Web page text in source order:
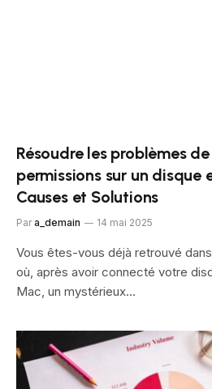
Résoudre les problèmes
permissions sur un disque
Causes et Solutions
Par a_demain 14 mai 2025
Vous êtes-vous déjà retrouvé
où, après avoir connecté votre
Mac, un mystérieux…